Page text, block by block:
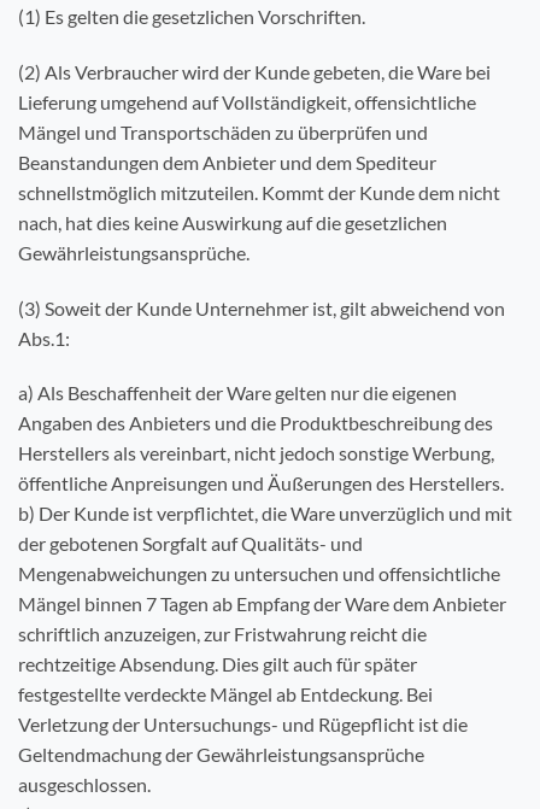
(1) Es gelten die gesetzlichen Vorschriften.
(2) Als Verbraucher wird der Kunde gebeten, die Ware bei
Lieferung umgehend auf Vollständigkeit, offensichtliche
Mängel und Transportschäden zu überprüfen und
Beanstandungen dem Anbieter und dem Spediteur
schnellstmöglich mitzuteilen. Kommt der Kunde dem nicht
nach, hat dies keine Auswirkung auf die gesetzlichen
Gewährleistungsansprüche.
(3) Soweit der Kunde Unternehmer ist, gilt abweichend von
Abs.1:
a) Als Beschaffenheit der Ware gelten nur die eigenen
Angaben des Anbieters und die Produktbeschreibung des
Herstellers als vereinbart, nicht jedoch sonstige Werbung,
öffentliche Anpreisungen und Äußerungen des Herstellers.
b) Der Kunde ist verpflichtet, die Ware unverzüglich und mit
der gebotenen Sorgfalt auf Qualitäts- und
Mengenabweichungen zu untersuchen und offensichtliche
Mängel binnen 7 Tagen ab Empfang der Ware dem Anbieter
schriftlich anzuzeigen, zur Fristwahrung reicht die
rechtzeitige Absendung. Dies gilt auch für später
festgestellte verdeckte Mängel ab Entdeckung. Bei
Verletzung der Untersuchungs- und Rügepflicht ist die
Geltendmachung der Gewährleistungsansprüche
ausgeschlossen.